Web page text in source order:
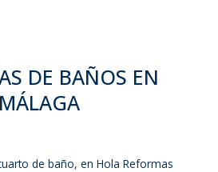
DE BAÑOS EN
MÁLAGA
de baño, en Hola Reformas